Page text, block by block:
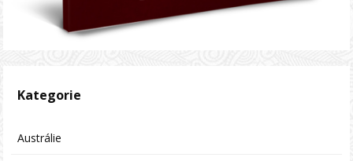
Kategorie
Austrálie